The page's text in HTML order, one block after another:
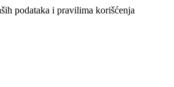
podataka i pravilima korišćenja